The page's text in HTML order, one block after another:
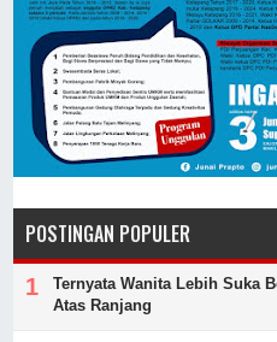
POSTINGAN POPULER
Ternyata Wanita Lebih Suka
Atas Ranjang